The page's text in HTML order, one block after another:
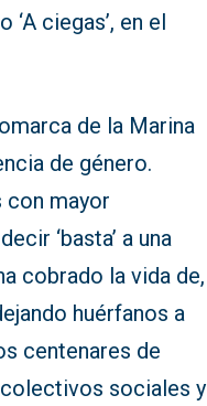
ciegas’, en el
de la Marina
de género.
con mayor
‘basta’ a una
cobrado la vida de,
huérfanos a
centenares de
sociales y